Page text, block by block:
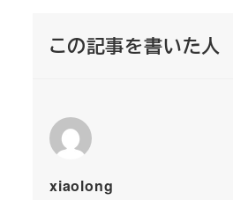
この記事を書いた人
xiaolong